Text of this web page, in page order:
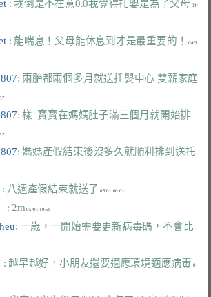
: 我倒是不在意0.0我覺得托嬰是為了父母 04/
: 能喘息！父母能休息到才是最重要的！ 04/3
: 兩胎都兩個多月就送托嬰中心 雙薪家庭
04/30 21:57
: 樣  寶寶在媽媽肚子滿三個月就開始排
04/30 21:57
: 媽媽產假結束後沒多久就順利排到送托
: 八週產假結束就送了
: 2m
: 一歲，一開始需要更新病毒碼，不會比
: 越早越好，小朋友還要適應環境適應病毒 0